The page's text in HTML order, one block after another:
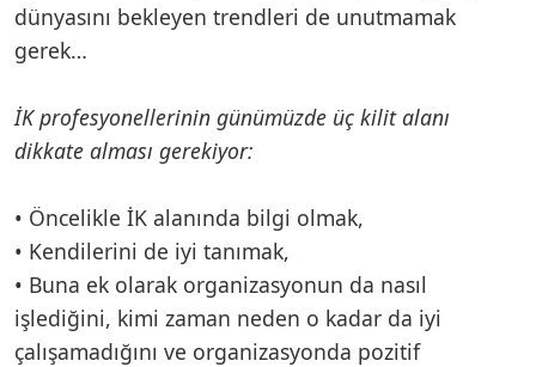
dünyasını bekleyen trendleri de unutmamak
gerek…
İK profesyonellerinin günümüzde üç kilit alanı
dikkate alması gerekiyor:
• Öncelikle İK alanında bilgi olmak,
• Kendilerini de iyi tanımak,
• Buna ek olarak organizasyonun da nasıl
işlediğini, kimi zaman neden o kadar da iyi
çalışamadığını ve organizasyonda pozitif